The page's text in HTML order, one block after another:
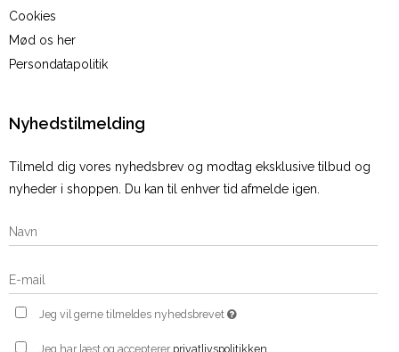
Cookies
Mød os her
Persondatapolitik
Nyhedstilmelding
Tilmeld dig vores nyhedsbrev og modtag eksklusive tilbud og
nyheder i shoppen. Du kan til enhver tid afmelde igen.
Jeg vil gerne tilmeldes nyhedsbrevet
Jeg har læst og accepterer privatlivspolitikken